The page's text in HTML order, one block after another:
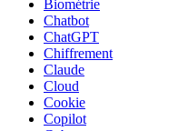
Biométrie
Chatbot
ChatGPT
Chiffrement
Claude
Cloud
Cookie
Copilot